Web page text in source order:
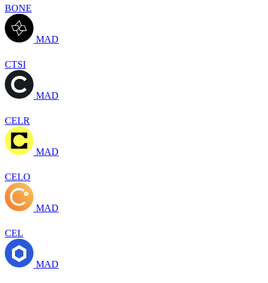
BONE
MAD
CTSI
MAD
CELR
MAD
CELO
MAD
CEL
MAD